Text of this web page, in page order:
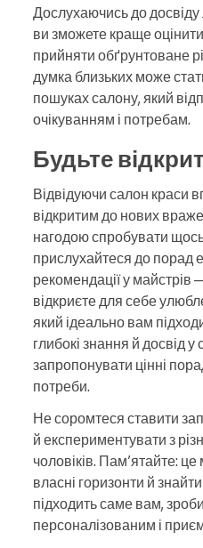
Дослухаючись до
ви зможете краще
прийняти обґрунтоване
думка близьких може
пошуках салону, який
очікуванням і потребам.
Будьте
Відвідуючи салон краси
відкритим до нових
нагодою спробувати
прислухайтеся до порад
рекомендації у
відкриєте для себе
який ідеально вам
глибокі знання й досвід
запропонувати цінні
потреби.
Не соромтеся ставити
й експериментувати з
чоловіків. Пам’ятайте:
власні горизонти й
підходить саме вам,
персоналізованим і